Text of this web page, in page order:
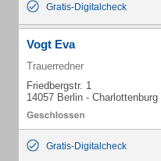
Gratis-Digitalcheck
Vogt Eva
Trauerredner
Friedbergstr. 1
14057 Berlin - Charlottenburg
Gratis-Digitalcheck